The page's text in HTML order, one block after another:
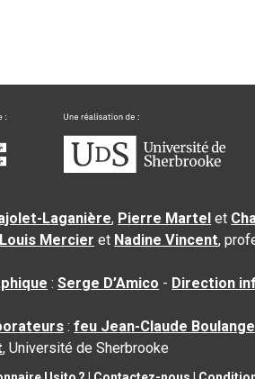
Laganière, Pierre Martel et
Louis Mercier et Nadine Vincent,
:Serge D’Amico - Direction
:feu Jean-Claude
, Université de Sherbrooke